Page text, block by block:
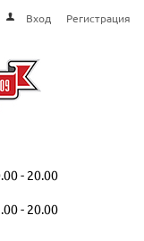
Вход Регистрация
- 20.00
- 20.00